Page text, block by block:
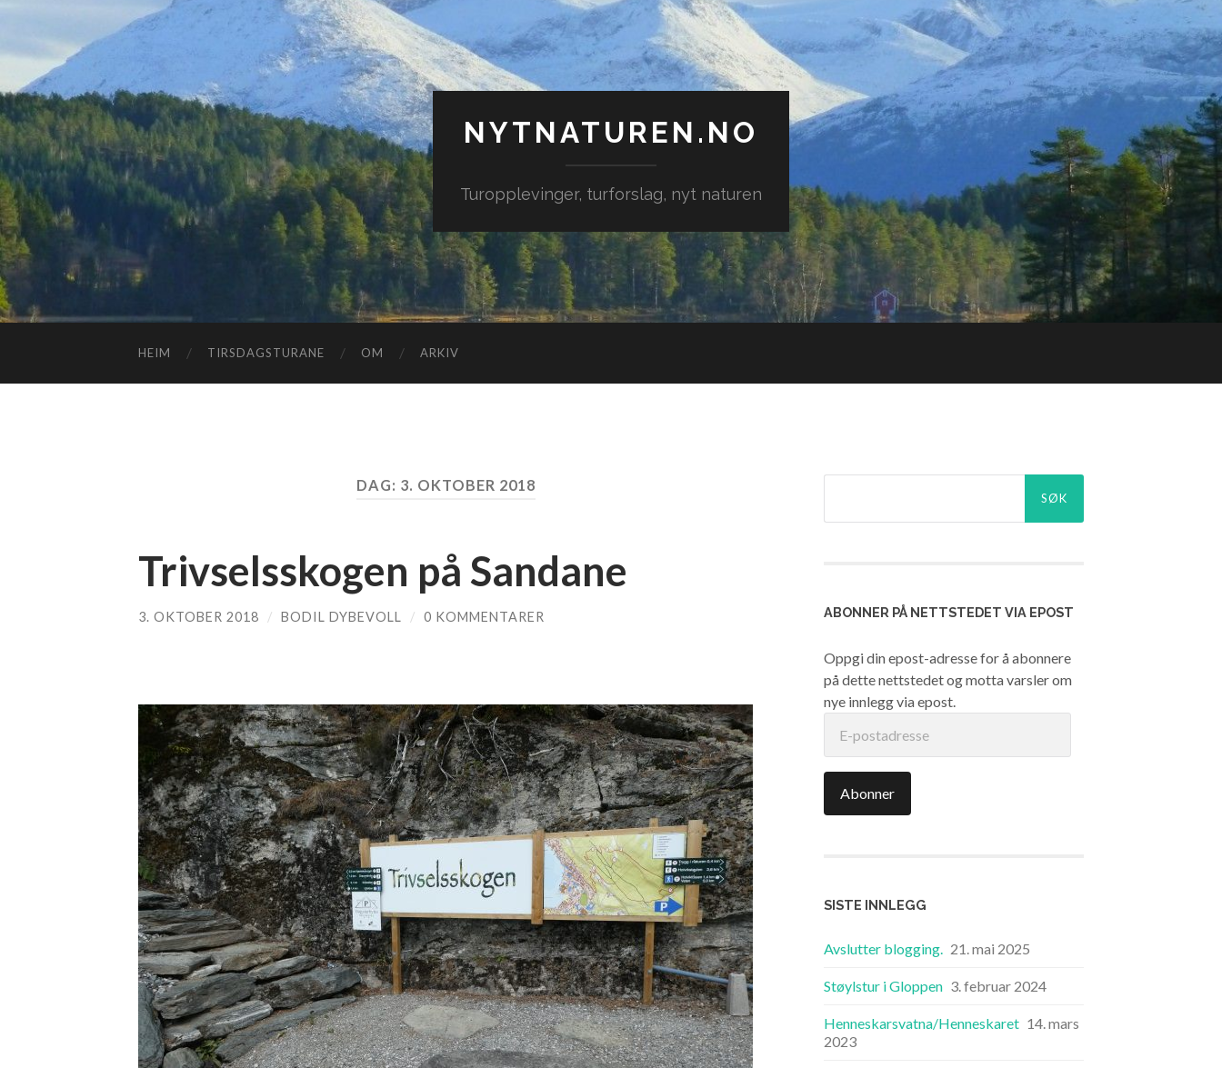
NYTNATUREN.NO
Turopplevinger, turforslag, nyt naturen
HEIM TIRSDAGSTURANE OM ARKIV
DAG: 3. OKTOBER 2018
Trivselsskogen på Sandane
3. OKTOBER 2018 / BODIL DYBEVOLL / 0 KOMMENTARER ABONNER PÅ NETTSTEDET VIA EPOST
Oppgi din epost-adresse for å abonnere
på dette nettstedet og motta varsler om
nye innlegg via epost.
postadresse
Abonner
SISTE INNLEGG
Avslutter blogging. 21. mai 2025
Støylstur i Gloppen 3. februar 2024
Henneskarsvatna/Henneskaret 14. mars
2023